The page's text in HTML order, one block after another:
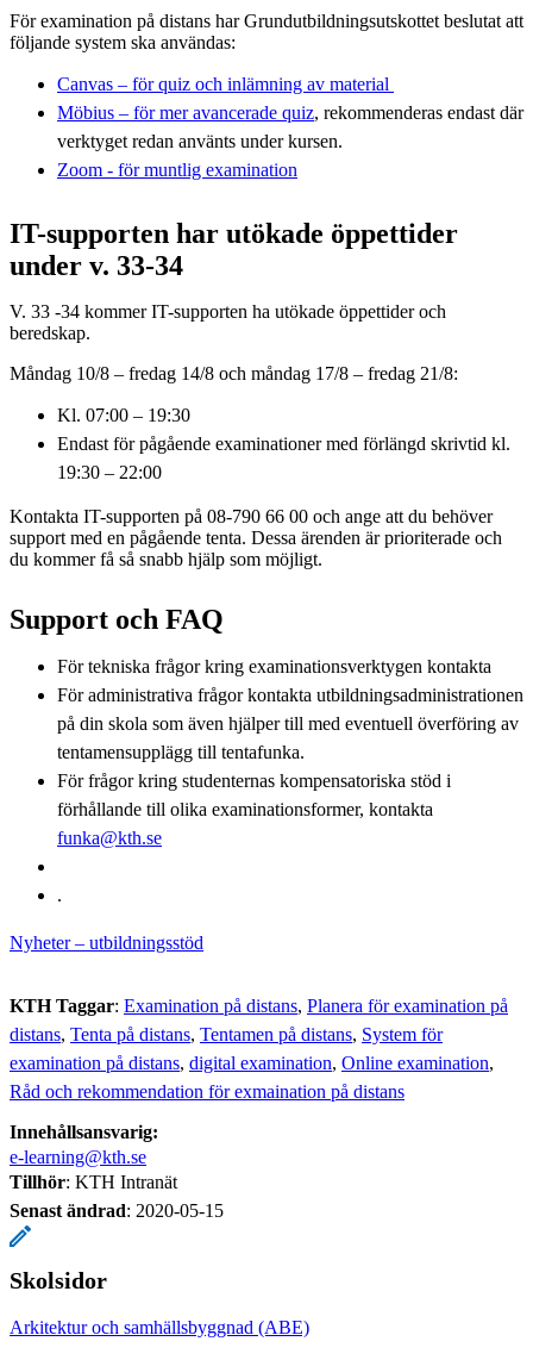
För examination på distans har Grundutbildningsutskottet beslutat att
följande system ska användas:
Canvas – för quiz och inlämning av material
Möbius – för mer avancerade quiz, rekommenderas endast där
verktyget redan använts under kursen.
Zoom - för muntlig examination
IT-supporten har utökade öppettider
under v. 33-34
V. 33 -34 kommer IT-supporten ha utökade öppettider och
beredskap.
Måndag 10/8 – fredag 14/8 och måndag 17/8 – fredag 21/8:
Kl. 07:00 – 19:30
Endast för pågående examinationer med förlängd skrivtid kl.
19:30 – 22:00
Kontakta IT-supporten på 08-790 66 00 och ange att du behöver
support med en pågående tenta. Dessa ärenden är prioriterade och
du kommer få så snabb hjälp som möjligt.
Support och FAQ
För tekniska frågor kring examinationsverktygen kontakta
För administrativa frågor kontakta utbildningsadministrationen
på din skola som även hjälper till med eventuell överföring av
tentamensupplägg till tentafunka.
För frågor kring studenternas kompensatoriska stöd i
förhållande till olika examinationsformer, kontakta
funka@kth.se
.
Nyheter – utbildningsstöd
KTH Taggar: Examination på distans Planera för examination på
distans Tenta på distans Tentamen på distans System för
examination på distans digital examination Online examination
Råd och rekommendation för exmaination på distans
Innehållsansvarig:
e-learning@kth.se
Tillhör: KTH Intranät
Senast ändrad: 2020-05-15
Skolsidor
Arkitektur och samhällsbyggnad (ABE)